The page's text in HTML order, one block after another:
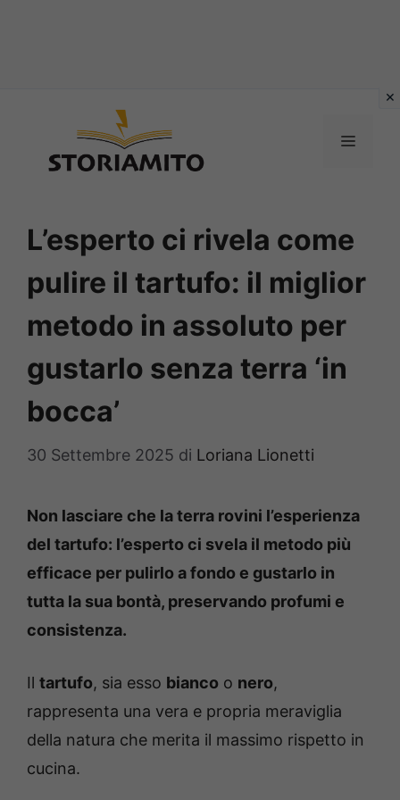
contenuto
MENU
L’esperto ci rivela come
pulire il tartufo: il miglior
metodo in assoluto per
gustarlo senza terra ‘in
bocca’
30 Settembre 2025 di Loriana Lionetti
Non lasciare che la terra rovini l’esperienza
del tartufo: l’esperto ci svela il metodo più
efficace per pulirlo a fondo e gustarlo in
tutta la sua bontà, preservando profumi e
consistenza.
Il tartufo, sia esso bianco o nero,
rappresenta una vera e propria meraviglia
della natura che merita il massimo rispetto in
cucina.